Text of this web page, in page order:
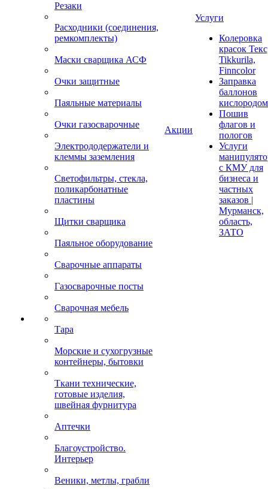
Резаки
Расходники (соединения,
ремкомплекты)
Маски сварщика АСФ
Очки защитные
Паяльные материалы
Очки газосварочные
Электрододержатели и
клеммы заземления
Светофильтры, стекла,
поликарбонатные
пластины
Щитки сварщика
Паяльное оборудование
Сварочные аппараты
Газосварочные посты
Сварочная мебель
Тара
Морские и сухогрузные
контейнеры, бытовки
Ткани технические,
готовые изделия,
швейная фурнитура
Аптечки
Благоустройство.
Интерьер
Веники, метлы, грабли
Акции
Услуги
Колеровка
красок
Tikkurila,
Finncolor
Заправка
баллонов
кислородом
Пошив
флагов и
пологов
Услуги
с КМУ для
бизнеса и
частных
заказов |
Мурманск,
область,
ЗАТО